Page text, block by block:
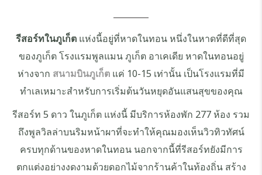
รีสอร์ทในภูเก็ต แห่งนี้อยู่ที่หาดในทอน หนึ่งในหาดที่ดีที่สุด
ของภูเก็ต โรงแรมพูลแมน ภูเก็ต อาเคเดีย หาดในทอนอยู่
ห่างจาก สนามบินภูเก็ต แค่ 10-15 เท่านั้น เป็นโรงแรมที่มี
ทำเลเหมาะสำหรับการเริ่มต้นวันหยุดอันแสนสุขของคุณ
รีสอร์ท 5 ดาว ในภูเก็ต แห่งนี้ มีบริการห้องพัก 277 ห้อง รวม
ถึงพูลวิลล่าบนริมหน้าผาที่จะทำให้คุณมองเห็นวิวทิวทัศน์
ครบทุกด้านของหาดในทอน นอกจากนี้ที่รีสอร์ทยังมีการ
ตกแต่งอย่างงดงามด้วยดอกไม้จากร้านค้าในท้องถิ่น สร้าง